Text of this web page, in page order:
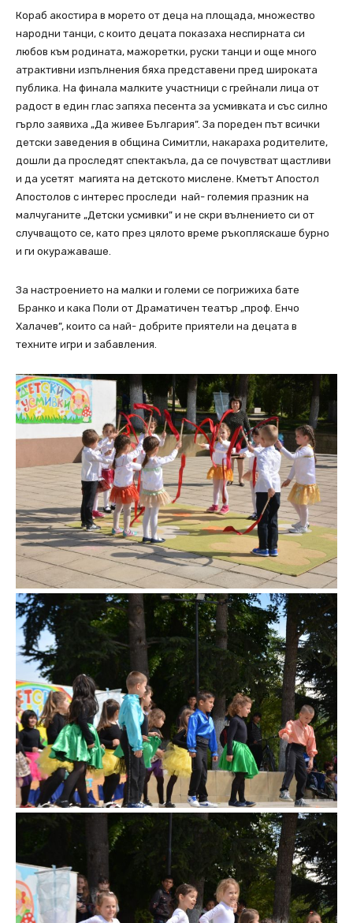
Кораб акостира в морето от деца на площада, множество
народни танци, с които децата показаха неспирната си
любов към родината, мажоретки, руски танци и още много
атрактивни изпълнения бяха представени пред широката
публика. На финала малките участници с грейнали лица от
радост в един глас запяха песента за усмивката и със силно
гърло заявиха „Да живее България”. За пореден път всички
детски заведения в община Симитли, накараха родителите,
дошли да проследят спектакъла, да се почувстват щастливи
и да усетят магията на детското мислене. Кметът Апостол
Апостолов с интерес проследи най- големия празник на
малчуганите „Детски усмивки” и не скри вълнението си от
случващото се, като през цялото време ръкопляскаше бурно
и ги окуражаваше.
За настроението на малки и големи се погрижиха бате
Бранко и кака Поли от Драматичен театър „проф. Енчо
Халачев”, които са най- добрите приятели на децата в
техните игри и забавления.